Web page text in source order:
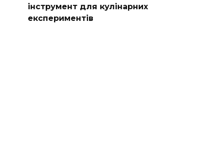
інструмент для кулінарних
експериментів